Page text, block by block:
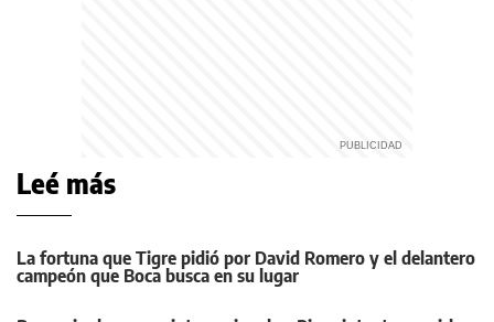
Leé más
La fortuna que Tigre pidió por David Romero y el delantero
campeón que Boca busca en su lugar